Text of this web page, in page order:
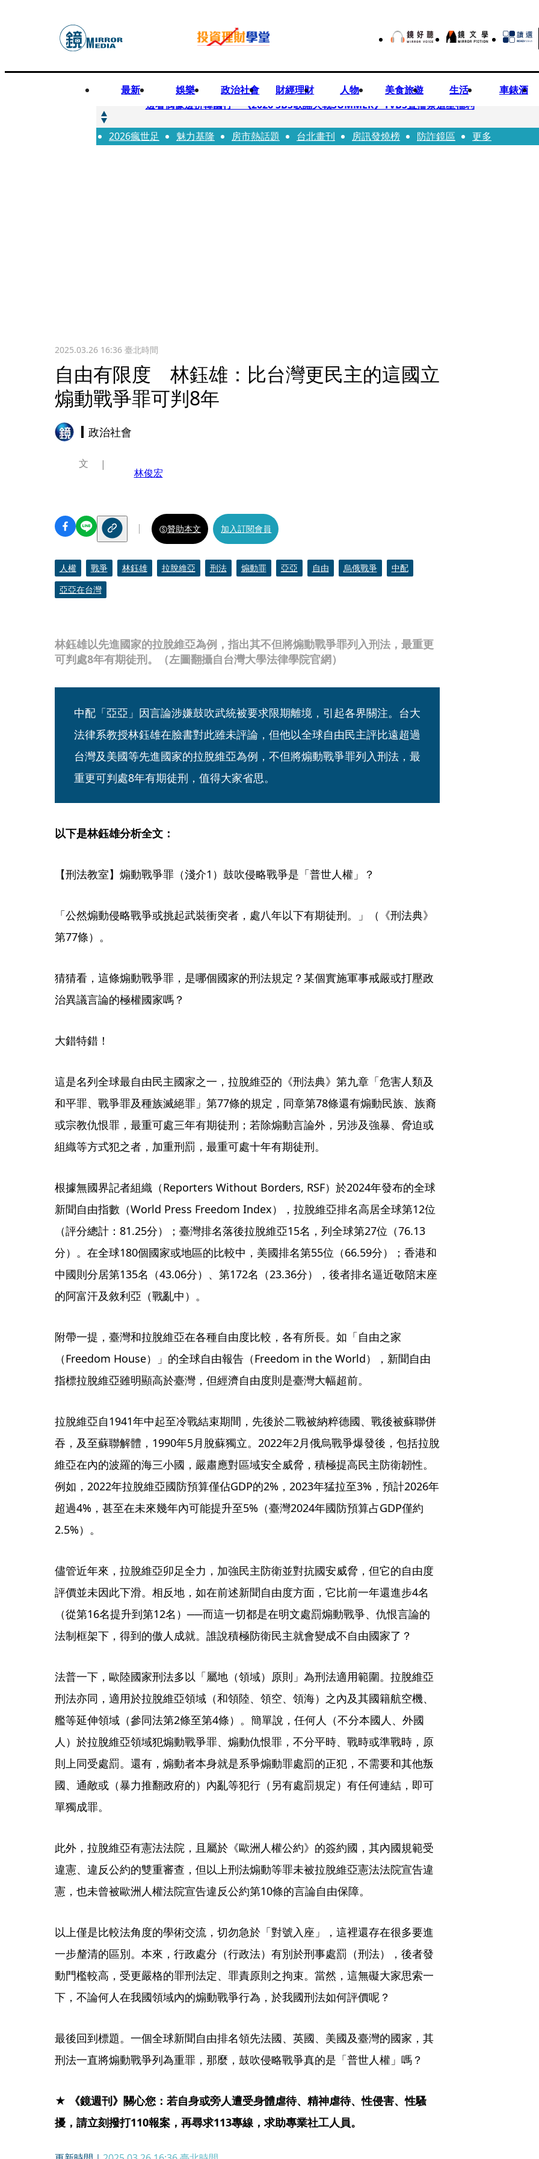
最新 娛樂 政治社會 財經理財 人物 美食旅遊 生活 車錶酒
快訊
邊看偶像邊拚韓國行 《2026 SBS歌謠大戰SUMMER》TVBS直播祭追星福利
快訊
代誌大條火急跳船？ 宏碁派任李文詳接掌兆基屋管2天就喊撤出！
2026瘋世足 魅力基隆 房市熱話題 台北畫刊 房訊發燒榜 防詐鏡區 更多
2025.03.26 16:36臺北時間
自由有限度 林鈺雄：比台灣更民主的這國立
煽動戰爭罪可判8年
政治社會
林鈺雄以先進國家的拉脫維亞為例，指出其不但將煽動戰爭罪列入刑法，最重更
可判處8年有期徒刑。（左圖翻攝自台灣大學法律學院官網）
文
林俊宏
贊助本文 加入訂閱會員
人權 戰爭 林鈺雄 拉脫維亞 刑法 煽動罪 亞亞 自由 烏俄戰爭
中配
亞亞在台灣
中配「亞亞」因言論涉嫌鼓吹武統被要求限期離境，引起各界關注。台大
法律系教授林鈺雄在臉書對此雖未評論，但他以全球自由民主評比遠超過
台灣及美國等先進國家的拉脫維亞為例，不但將煽動戰爭罪列入刑法，最
重更可判處8年有期徒刑，值得大家省思。
以下是林鈺雄分析全文：
【刑法教室】煽動戰爭罪（淺介1）鼓吹侵略戰爭是「普世人權」？
「公然煽動侵略戰爭或挑起武裝衝突者，處八年以下有期徒刑。」（《刑法典》
第77條）。
猜猜看，這條煽動戰爭罪，是哪個國家的刑法規定？某個實施軍事戒嚴或打壓政
治異議言論的極權國家嗎？
大錯特錯！
這是名列全球最自由民主國家之一，拉脫維亞的《刑法典》第九章「危害人類及
和平罪、戰爭罪及種族滅絕罪」第77條的規定，同章第78條還有煽動民族、族裔
或宗教仇恨罪，最重可處三年有期徒刑；若除煽動言論外，另涉及強暴、脅迫或
組織等方式犯之者，加重刑罰，最重可處十年有期徒刑。
根據無國界記者組織（Reporters Without Borders, RSF）於2024年發布的全球
新聞自由指數（World Press Freedom Index），拉脫維亞排名高居全球第12位
（評分總計：81.25分）；臺灣排名落後拉脫維亞15名，列全球第27位（76.13
分）。在全球180個國家或地區的比較中，美國排名第55位（66.59分）；香港和
中國則分居第135名（43.06分）、第172名（23.36分），後者排名逼近敬陪末座
的阿富汗及敘利亞（戰亂中）。
附帶一提，臺灣和拉脫維亞在各種自由度比較，各有所長。如「自由之家
（Freedom House）」的全球自由報告（Freedom in the World），新聞自由
指標拉脫維亞雖明顯高於臺灣，但經濟自由度則是臺灣大幅超前。
拉脫維亞自1941年中起至冷戰結束期間，先後於二戰被納粹德國、戰後被蘇聯併
吞，及至蘇聯解體，1990年5月脫蘇獨立。2022年2月俄烏戰爭爆發後，包括拉脫
維亞在內的波羅的海三小國，嚴肅應對區域安全威脅，積極提高民主防衛韌性。
例如，2022年拉脫維亞國防預算僅佔GDP的2%，2023年猛拉至3%，預計2026年
超過4%，甚至在未來幾年內可能提升至5%（臺灣2024年國防預算占GDP僅約
2.5%）。
儘管近年來，拉脫維亞卯足全力，加強民主防衛並對抗國安威脅，但它的自由度
評價並未因此下滑。相反地，如在前述新聞自由度方面，它比前一年還進步4名
（從第16名提升到第12名）──而這一切都是在明文處罰煽動戰爭、仇恨言論的
法制框架下，得到的傲人成就。誰說積極防衛民主就會變成不自由國家了？
法普一下，歐陸國家刑法多以「屬地（領域）原則」為刑法適用範圍。拉脫維亞
刑法亦同，適用於拉脫維亞領域（和領陸、領空、領海）之內及其國籍航空機、
艦等延伸領域（參同法第2條至第4條）。簡單說，任何人（不分本國人、外國
人）於拉脫維亞領域犯煽動戰爭罪、煽動仇恨罪，不分平時、戰時或準戰時，原
則上同受處罰。還有，煽動者本身就是系爭煽動罪處罰的正犯，不需要和其他叛
國、通敵或（暴力推翻政府的）內亂等犯行（另有處罰規定）有任何連結，即可
單獨成罪。
此外，拉脫維亞有憲法法院，且屬於《歐洲人權公約》的簽約國，其內國規範受
違憲、違反公約的雙重審查，但以上刑法煽動等罪未被拉脫維亞憲法法院宣告違
憲，也未曾被歐洲人權法院宣告違反公約第10條的言論自由保障。
以上僅是比較法角度的學術交流，切勿急於「對號入座」，這裡還存在很多要進
一步釐清的區別。本來，行政處分（行政法）有別於刑事處罰（刑法），後者發
動門檻較高，受更嚴格的罪刑法定、罪責原則之拘束。當然，這無礙大家思索一
下，不論何人在我國領域內的煽動戰爭行為，於我國刑法如何評價呢？
最後回到標題。一個全球新聞自由排名領先法國、英國、美國及臺灣的國家，其
刑法一直將煽動戰爭列為重罪，那麼，鼓吹侵略戰爭真的是「普世人權」嗎？
★ 《鏡週刊》關心您：若自身或旁人遭受身體虐待、精神虐待、性侵害、性騷
擾，請立刻撥打110報案，再尋求113專線，求助專業社工人員。